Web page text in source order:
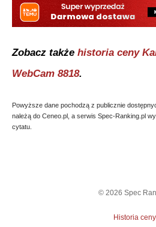
Zobacz także historia ceny
WebCam 8818.
Powyższe dane pochodzą z publicznie
należą do Ceneo.pl, a serwis Spec-Ranking.pl
cytatu.
© 2026 Spec
Historia ceny